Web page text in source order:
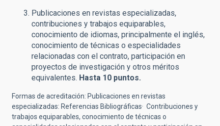
Publicaciones en revistas especializadas,
contribuciones y trabajos equiparables,
conocimiento de idiomas, principalmente el inglés,
conocimiento de técnicas o especialidades
relacionadas con el contrato, participación en
proyectos de investigación y otros méritos
equivalentes. Hasta 10 puntos.
Formas de acreditación: Publicaciones en revistas
especializadas: Referencias Bibliográficas· Contribuciones y
trabajos equiparables, conocimiento de técnicas o